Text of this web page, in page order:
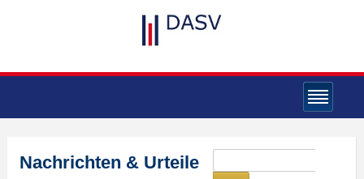
Nachrichten & Urteile